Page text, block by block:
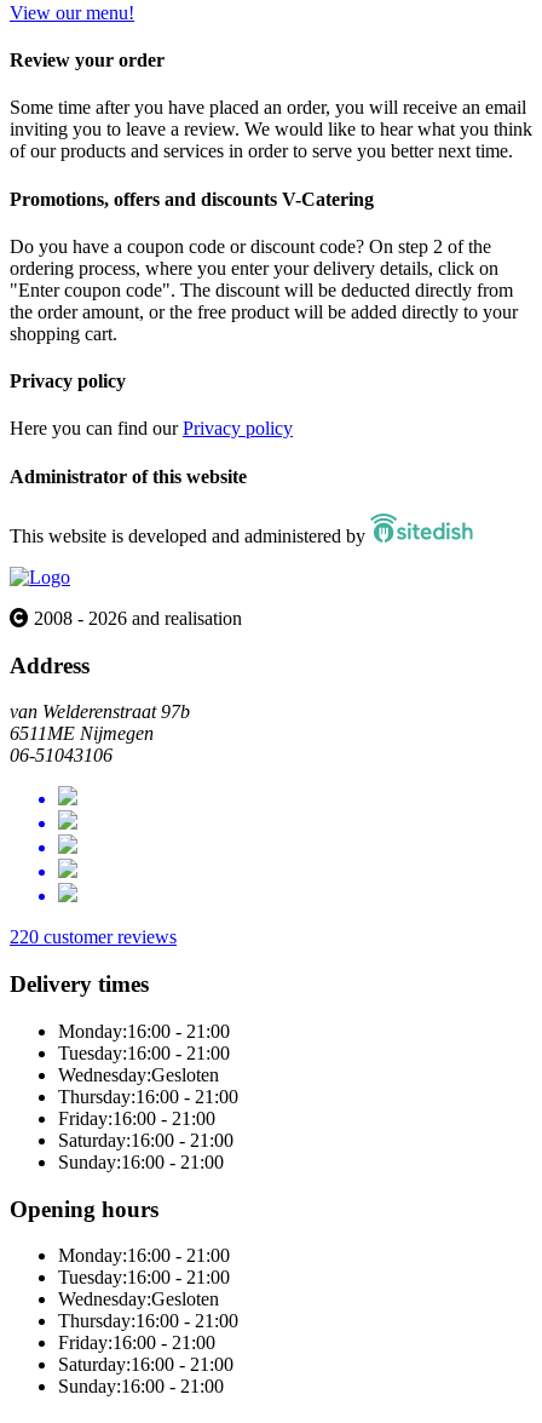
View our menu!
Review your order
Some time after you have placed an order, you will receive an email
inviting you to leave a review. We would like to hear what you think
of our products and services in order to serve you better next time.
Promotions, offers and discounts V-Catering
Do you have a coupon code or discount code? On step 2 of the
ordering process, where you enter your delivery details, click on
"Enter coupon code". The discount will be deducted directly from
the order amount, or the free product will be added directly to your
shopping cart.
Privacy policy
Here you can find ourPrivacy policy
Administrator of this website
This website is developed and administered by
2008 - 2026 and realisation
Address
van Welderenstraat 97b
6511ME Nijmegen
06-51043106
220 customer reviews
Delivery times
Monday:16:00 - 21:00
Tuesday:16:00 - 21:00
Wednesday:Gesloten
Thursday:16:00 - 21:00
Friday:16:00 - 21:00
Saturday:16:00 - 21:00
Sunday:16:00 - 21:00
Opening hours
Monday:16:00 - 21:00
Tuesday:16:00 - 21:00
Wednesday:Gesloten
Thursday:16:00 - 21:00
Friday:16:00 - 21:00
Saturday:16:00 - 21:00
Sunday:16:00 - 21:00